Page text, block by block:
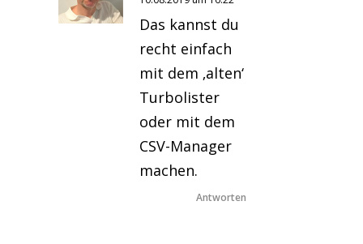
Das kannst du
recht einfach
mit dem ‚alten‘
Turbolister
oder mit dem
CSV-Manager
machen.
Antworten